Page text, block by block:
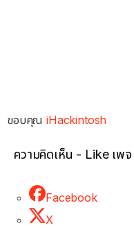
ขอบคุณiHackintosh
ความคิดเห็น - Like เพ
Facebook
X